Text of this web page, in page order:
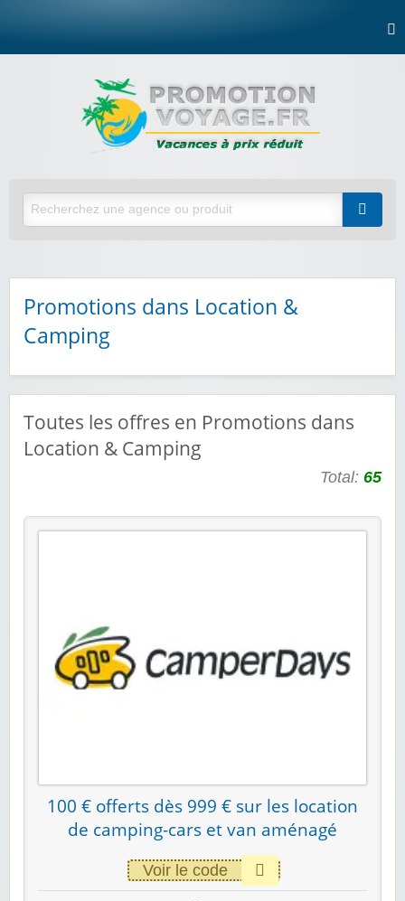
Promotions dans Location &
Camping
Toutes les offres en Promotions dans
Location & Camping
Total: 65
100 € offerts dès 999 € sur les location
de camping-cars et van aménagé
Voir le code